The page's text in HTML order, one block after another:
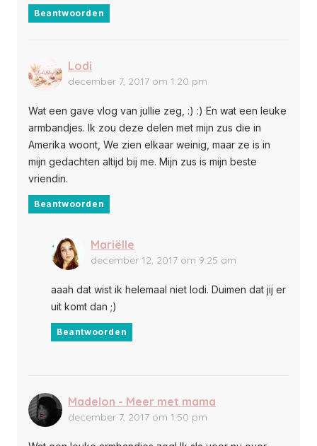
Beantwoorden
Lodi
december 7, 2017 om 1:20 pm
Wat een gave vlog van jullie zeg, :) :) En wat een leuke
armbandjes. Ik zou deze delen met mijn zus die in
Amerika woont, We zien elkaar weinig, maar ze is in
mijn gedachten altijd bij me. Mijn zus is mijn beste
vriendin.
Beantwoorden
Mariëlle
december 12, 2017 om 9:25 am
aaah dat wist ik helemaal niet lodi. Duimen dat jij er
uit komt dan ;)
Beantwoorden
Madelon - Meer met mama
december 7, 2017 om 1:50 pm